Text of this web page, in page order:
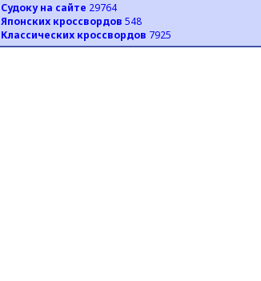
Судоку на сайте 29764
Японских кроссвордов 548
Классических кроссвордов 7925